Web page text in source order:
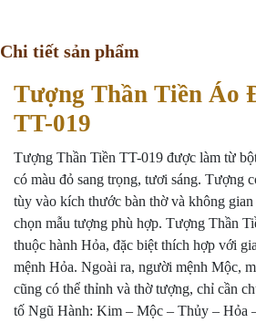
Chi tiết sản phẩm
Tượng Thần Tiền Áo
TT-019
Tượng Thần Tiền TT-019 được làm từ
có màu đỏ sang trọng, tươi sáng. Tượng
tùy vào kích thước bàn thờ và không
chọn mẫu tượng phù hợp. Tượng Thần
thuộc hành Hỏa, đặc biệt thích hợp với
mệnh Hỏa. Ngoài ra, người mệnh Mộc,
cũng có thể thỉnh và thờ tượng, chỉ cần
tố Ngũ Hành: Kim – Mộc – Thủy – Hỏa